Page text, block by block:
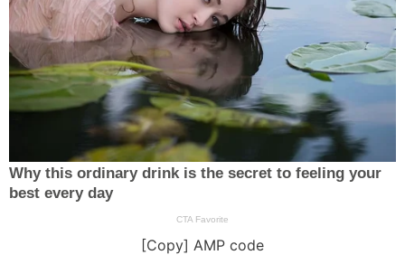
[Copy] AMP code